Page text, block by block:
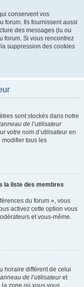
conservent vos
forum. Ils fournissent aussi
des messages (lu ou
forum. Si vous rencontrez
suppression des cookies
sont stockés dans notre
de l’utilisateur
votre nom d’utilisateur en
modifier tous les
la liste des membres
du forum », vous
activez cette option vous
et vous-même.
horaire différent de celui
de l’utilisateuret
la zone où vous vous